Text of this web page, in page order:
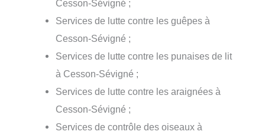
Cesson-Sévigné ;
Services de lutte contre les guêpes à
Cesson-Sévigné ;
Services de lutte contre les punaises de lit
à Cesson-Sévigné ;
Services de lutte contre les araignées à
Cesson-Sévigné ;
Services de contrôle des oiseaux à